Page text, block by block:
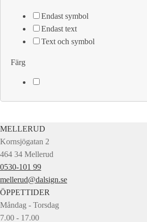
Endast symbol
Endast text
Text och symbol
Färg
MELLERUD
Kornsjögatan 2
464 34 Mellerud
0530-101 99
mellerud@dalsign.se
ÖPPETTIDER
Måndag - Torsdag
7.00 - 17.00